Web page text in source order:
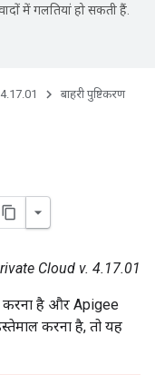
में गलतियां हो सकती हैं.
बाहरी पुष्टिकरण
Cloud v. 4.17.01
करना है और Apigee
करना है, तो यह